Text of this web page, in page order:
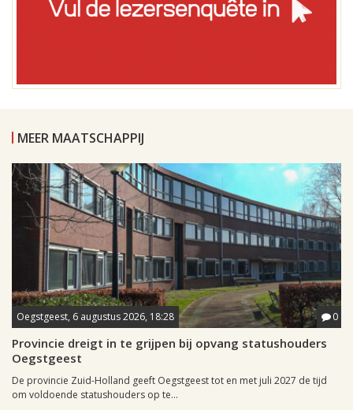
MEER MAATSCHAPPIJ
Oegstgeest, 6 augustus 2026, 18:28 0
Provincie dreigt in te grijpen bij opvang statushouders
Oegstgeest
De provincie Zuid-Holland geeft Oegstgeest tot en met juli 2027 de tijd
om voldoende statushouders op te...